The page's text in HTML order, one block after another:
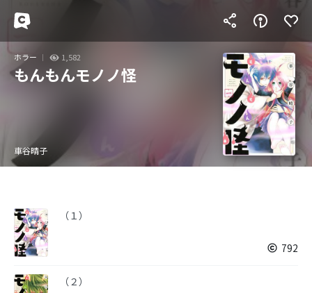
ホラー 1,582
もんもんモノノ怪
車谷晴子
（１）
792
（２）